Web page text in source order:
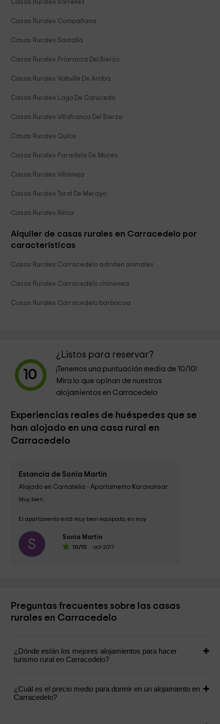
Casas Rurales Borrenes
Casas Rurales Campañana
Casas Rurales Santalla
Casas Rurales Priaranza Del Bierzo
Casas Rurales Valtuille De Arriba
Casas Rurales Lago De Carucedo
Casas Rurales Villafranca Del Bierzo
Casas Rurales Quilos
Casas Rurales Paradela De Muces
Casas Rurales Villavieja
Casas Rurales Toral De Merayo
Casas Rurales Rimor
Alquiler de casas rurales en Carracedelo por
características
Casas Rurales Carracedelo admiten animales
Casas Rurales Carracedelo chimenea
Casas Rurales Carracedelo barbacoa
10
¿Listos para reservar?
¡Tenemos una puntuación media de 10/10!
Mira lo que opinan de nuestros
alojamientos en Carracedelo
Experiencias reales de huéspedes que se
han alojado en una casa rural en
Carracedelo
Estancia de Sonia Martin
Alojado en Cornatelia - Apartamento Karavansar
Muy bien.
El apartamento está muy bien equipado, es muy
La situación es la adecuada para visitar el Bierzo;...
S Sonia Martin
10/10 oct-2017
Preguntas frecuentes sobre las casas
rurales en Carracedelo
¿Dónde están los mejores alojamientos para hacer
turismo rural en Carracedelo?
¿Cuál es el precio medio para dormir en un alojamiento en
Carracedelo?